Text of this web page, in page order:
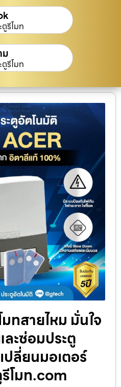
รีโมท
ม
รีโมท
ทสายไหม มั่นใจ
ะซ่อมประตู
ปลี่ยนมอเตอร์
โมท.com